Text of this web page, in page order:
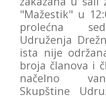
"Mažestik" u
prolećna
Udruženja
ista nije
broja članova i
načelno
Skupštine